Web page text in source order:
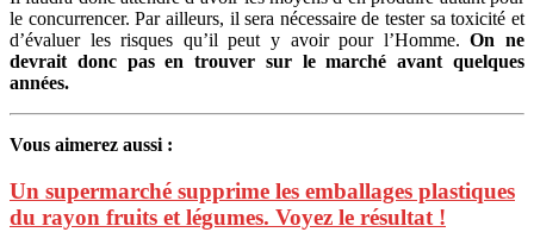
le concurrencer. Par ailleurs, il sera nécessaire de tester sa toxicité et
d’évaluer les risques qu’il peut y avoir pour l’Homme.On ne
devrait donc pas en trouver sur le marché avant quelques
années.
Vous aimerez aussi :
Un supermarché supprime les emballages plastiques
du rayon fruits et légumes. Voyez le résultat !